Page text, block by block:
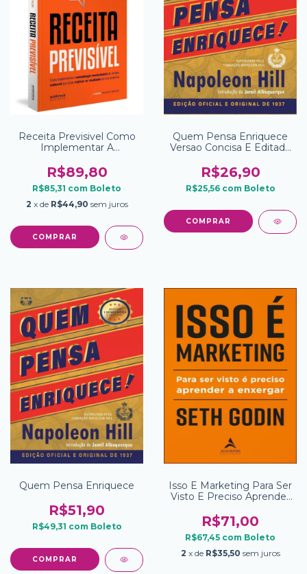
Receita Previsivel Como
Implementar A
Revolucionaria De Vendas
Outbound Que Pode
Triplicar Os Resultados Da
R$89,80
R$85,31 com Boleto
2 x de R$44,90 sem juros
Quem Pensa Enriquece
Versao Concisa E Editada
R$26,90
R$25,56 com Boleto
Quem Pensa Enriquece
R$51,90
R$49,31 com Boleto
Isso E Marketing Para Ser
Visto E Preciso Aprender
R$71,00
R$67,45 com Boleto
2 x de R$35,50 sem juros